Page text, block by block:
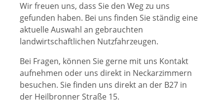
Wir freuen uns, dass Sie den Weg zu uns
gefunden haben. Bei uns finden Sie ständig eine
aktuelle Auswahl an gebrauchten
landwirtschaftlichen Nutzfahrzeugen.
Bei Fragen, können Sie gerne mit uns Kontakt
aufnehmen oder uns direkt in Neckarzimmern
besuchen. Sie finden uns direkt an der B27 in
der Heilbronner Straße 15.